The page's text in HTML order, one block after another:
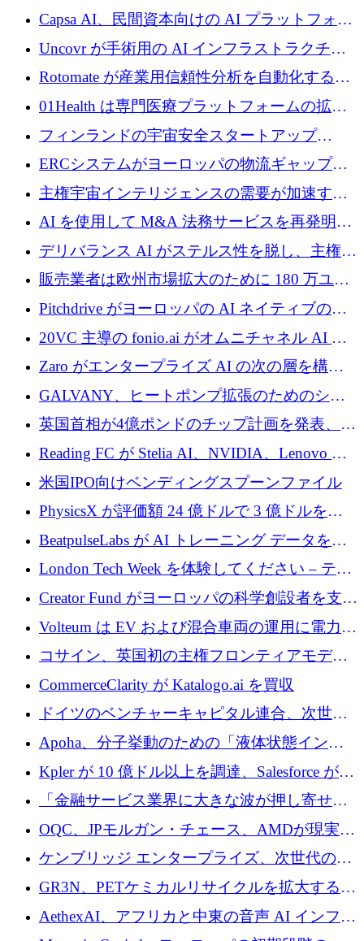
ブ ロボティクス プラットフォームを拡張する
ためにシリーズ C で最大 14 億ドルを確保
Capsa AI、民間資本向けの AI プラットフォー
ムを拡大するために 1,800 万ドルを調達
Uncovr が手術用の AI インフラストラクチャ
を構築するために 700 万ドルを調達
Rotomate が産業用信頼性分析を自動化するた
めに 210 万ユーロを調達
01Health は専門医療プラットフォームの拡大
に 1,500 万ドルを確保
フィンランドの宇宙安全スタートアップ
Aavuus が、スペースデブリ追跡に取り組むプ
レシード資金を獲得
ERCシステムがヨーロッパの物流ギャップを
埋めるために設計された重量物運搬用eVTOL
であるVictorを発表
主権宇宙インテリジェンスの需要が加速する
中、ICEYEは評価額100億ユーロ以上で4億
5,000万ユーロを調達
AI を使用して M&A 法務サービスを再発明す
るために 110 万ユーロを適切に確保
デリバランス AI がステルス性を脱し、主権の
あるエンタープライズ AI を強化
販売業者は欧州市場拡大のために 180 万ユー
ロを確保
Pitchdrive がヨーロッパの AI ネイティブの創
業者を支援するために 6,000 万ユーロを調達
20VC 主導の fonio.ai がオムニチャネル AI プ
ラットフォームのために 1,700 万ドルを調達
Zaro がエンタープライズ AI の次の層を構築
するために 510 万ドルを獲得
GALVANY、ヒートポンプ拡張のためのシー
ドラウンドで1,000万ユーロを確保
英国首相が4億ポンドのチップ計画を発表、英
国の新興企業は「ここで拡大」し「ここに留
まる」
Reading FC が Stelia AI、NVIDIA、Lenovo と
協力して AI Center of Excellence を立ち上げ
米国IPO向けベンディングスプーンファイル
PhysicsX が評価額 24 億ドルで 3 億ドルを調
達
BeatpulseLabs が AI トレーニング データを拡
張するために 180 万ドルのプレシードを調達
London Tech Week を体験してください – テク
ノロジーがヨーロッパのイノベーションの未
来を形作る場所
Creator Fund がヨーロッパの科学創設者を支援
するために 5,600 万ドルを調達
Volteum は EV および混合車両の運用に電力を
供給するために 250 万ユーロを寄付
コサイン、英国初の主権フロンティアモデル
で業界の支援を確保
CommerceClarity が Katalogo.ai を買収
ドイツのベンチャーキャピタル連合、次世代
スタートアップの成長に向けて機関投資家へ
の資本シフトを呼びかけ
Apoha、分子挙動のための「液体状態インテ
リジェンス」を構築するために3,600万ドルを
かけてステルス状態から出現
Kpler が 10 億ドル以上を調達、Salesforce が
Contentful を買収、Built in Europe キャンペー
ンを開始
「金融サービス業界に大きな波が押し寄せて
いる」と「欧州初のAIネイティブ銀行」のボ
スが語る
OQC、JPモルガン・チェース、AMDが現実世
界のフィンテック・アプリケーションを探索
するためにQuantum-AIデータセンターを立ち
上げ
ケンブリッジ エンタープライズ、次世代のデ
ィープテック創設者向けにロンドンの出発点
を構築
GR3N、PETケミカルリサイクルを拡大するた
めにシリーズBで1,550万ユーロを調達
AethexAI、アフリカと中東の音声 AI インフラ
ストラクチャを構築するために 300 万ドルを